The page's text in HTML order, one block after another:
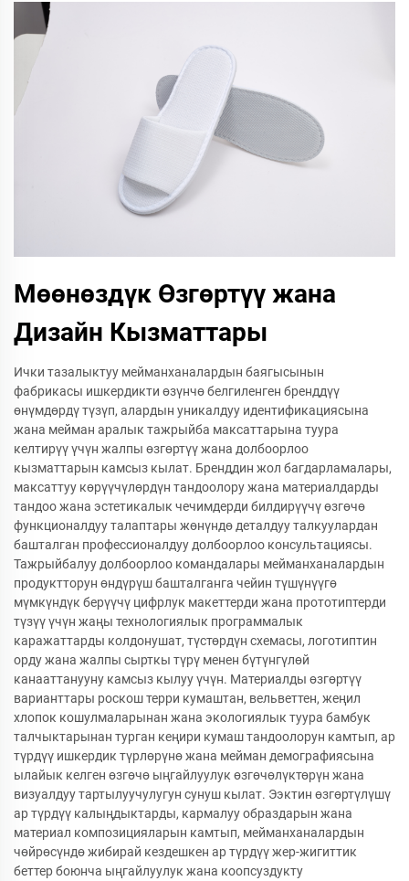
Мөөнөздүк Өзгөртүү жана
Дизайн Кызматтары
Ички тазалыктуу мейманханалардын баягысынын
фабрикасы ишкердикти өзүнчө белгиленген бренддүү
өнүмдөрдү түзүп, алардын уникалдуу идентификациясына
жана мейман аралык тажрыйба максаттарына туура
келтирүү үчүн жалпы өзгөртүү жана долбоорлоо
кызматтарын камсыз кылат. Бренддин жол багдарламалары,
максаттуу көрүүчүлөрдүн тандоолору жана материалдарды
тандоо жана эстетикалык чечимдерди билдирүүчү өзгөчө
функционалдуу талаптары жөнүндө деталдуу талкуулардан
башталган профессионалдуу долбоорлоо консультациясы.
Тажрыйбалуу долбоорлоо командалары мейманханалардын
продуктторун өндүрүш башталганга чейин түшүнүүгө
мүмкүндүк берүүчү цифрлук макеттерди жана прототиптерди
түзүү үчүн жаңы технологиялык программалык
каражаттарды колдонушат, түстөрдүн схемасы, логотиптин
орду жана жалпы сырткы түрү менен бүтүнгүлөй
канааттанууну камсыз кылуу үчүн. Материалды өзгөртүү
варианттары роскош терри кумаштан, вельветтен, жеңил
хлопок кошулмаларынан жана экологиялык туура бамбук
талчыктарынан турган кеңири кумаш тандоолорун камтып, ар
түрдүү ишкердик түрлөрүнө жана мейман демографиясына
ылайык келген өзгөчө ыңгайлуулук өзгөчөлүктөрүн жана
визуалдуу тартылуучулугун сунуш кылат. Ээктин өзгөртүлүшү
ар түрдүү калыңдыктарды, кармалуу образдарын жана
материал композицияларын камтып, мейманханалардын
чөйрөсүндө жибирай кездешкен ар түрдүү жер-жигиттик
беттер боюнча ыңгайлуулук жана коопсуздукту